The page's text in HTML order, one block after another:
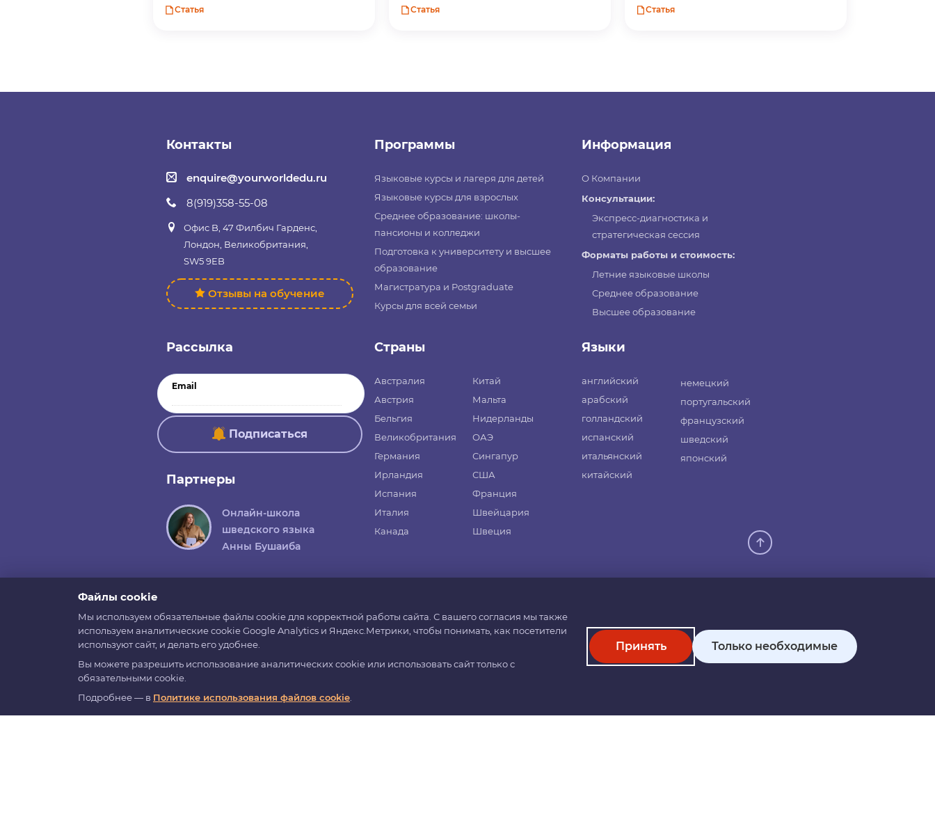
Статья Статья Статья
Контакты
enquire@yourworldedu.ru
8(919)358-55-08
Офис B, 47 Филбич Гарденс,
Лондон, Великобритания,
SW5 9EB
Отзывы на обучение
Программы
Языковые курсы и лагеря для детей
Языковые курсы для взрослых
Среднее образование: школы-
пансионы и колледжи
Подготовка к университету и высшее
образование
Магистратура и Postgraduate
Курсы для всей семьи
Информация
О Компании
Консультации:
Экспресс-диагностика и
стратегическая сессия
Форматы работы и стоимость:
Летние языковые школы
Среднее образование
Высшее образование
Рассылка
Email
Подписаться
Партнеры
Онлайн-школа
шведского языка
Анны Бушаиба
Страны
Австралия
Австрия
Бельгия
Великобритания
Германия
Ирландия
Испания
Италия
Канада
Китай
Мальта
Нидерланды
ОАЭ
Сингапур
США
Франция
Швейцария
Швеция
Языки
английский
арабский
голландский
испанский
итальянский
китайский
немецкий
португальский
французский
шведский
японский
Registered in England and Wales. Company No. 14013646.
Файлы cookie
Мы используем обязательные файлы cookie для корректной работы сайта. С вашего согласия мы также
используем аналитические cookie Google Analytics и Яндекс.Метрики, чтобы понимать, как посетители
используют сайт, и делать его удобнее.
Вы можете разрешить использование аналитических cookie или использовать сайт только с
обязательными cookie.
Подробнее — в Политике использования файлов cookie
Принять Только необходимые